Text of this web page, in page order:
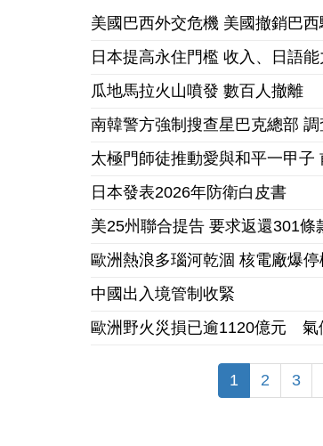
美國巴西外交危機 美國撤銷巴
日本提高永住門檻 收入、日語
瓜地馬拉火山噴發 數百人撤離
南韓警方強制搜查星巴克總部 調
太極門師徒推動愛與和平一甲
日本發表2026年防衛白皮書
美25州聯合提告 要求返還301條
歐洲熱浪多瑙河乾涸 核電廠爆
中國出入境管制收緊
歐洲野火災損已逾1120億元 氣
1 2 3